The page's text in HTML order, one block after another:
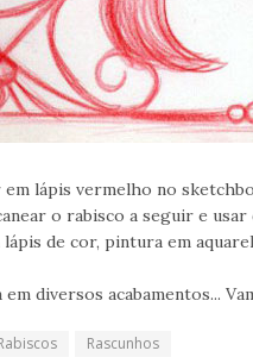
em lápis vermelho no
o rabisco a seguir e
de cor, pintura em
diversos acabamentos...
Rascunhos